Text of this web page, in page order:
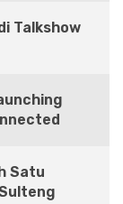
Talkshow
Satu